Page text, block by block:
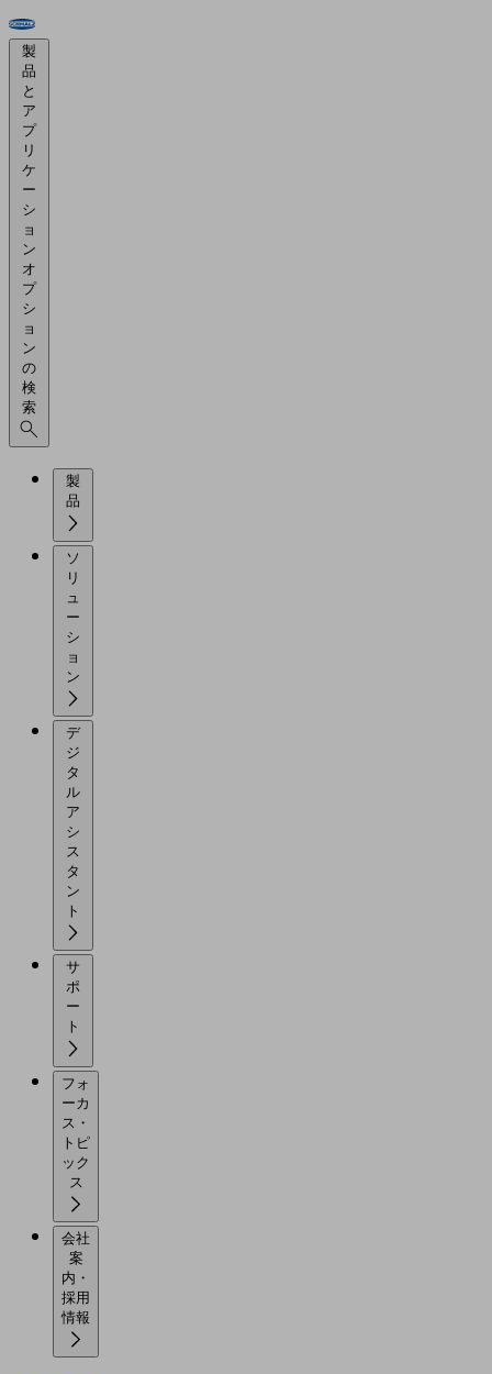
製
品
と
ア
プ
リ
ケ
ー
シ
ョ
ン
オ
プ
シ
ョ
ン
の
検
索
製
ソ
リ
ュ
ー
シ
ョ
デ
ジ
タ
ル
ア
シ
ス
タ
ン
サ
ポ
ー
フォ
ーカ
ス・
トピ
ック
会社
案
内・
採用
情報